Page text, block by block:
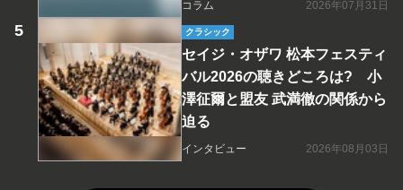
コラム 2026年07月31日
クラシック
セイジ・オザワ 松本フェスティ
バル2026の聴きどころは? 小
澤征爾と盟友 武満徹の関係から
迫る
インタビュー 2026年08月03日